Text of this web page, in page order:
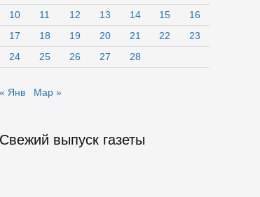
10
11 12 13 14 15
16
17
18 19 20 21 22
23
24
25 26 27 28
« Янв Мар »
Свежий выпуск газеты